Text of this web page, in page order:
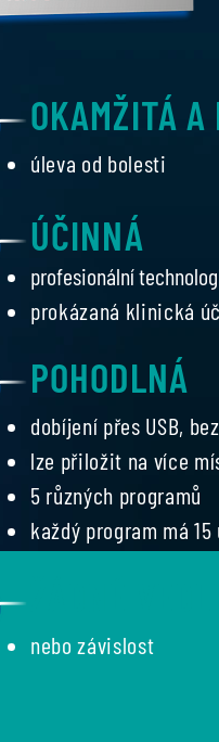
OKAMŽITÁ A
úleva od bolesti
ÚČINNÁ
profesionální
prokázaná klinická
POHODLNÁ
dobíjení přes USB,
lze přiložit na více
5 různých programů
každý program má
nebo závislost